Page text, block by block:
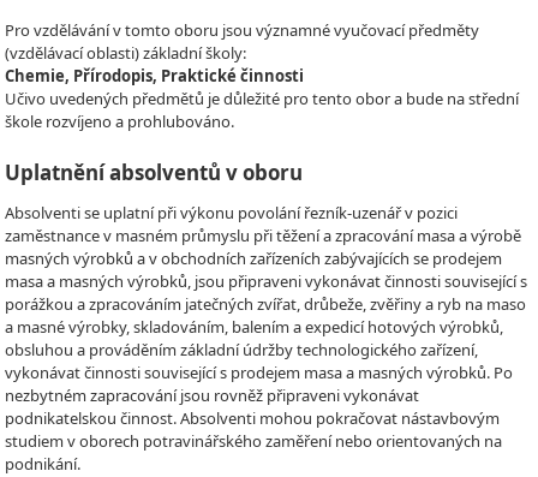
Pro vzdělávání v tomto oboru jsou významné vyučovací předměty
(vzdělávací oblasti) základní školy:
Chemie, Přírodopis, Praktické činnosti
Učivo uvedených předmětů je důležité pro tento obor a bude na střední
škole rozvíjeno a prohlubováno.
Uplatnění absolventů v oboru
Absolventi se uplatní při výkonu povolání řezník-uzenář v pozici
zaměstnance v masném průmyslu při těžení a zpracování masa a výrobě
masných výrobků a v obchodních zařízeních zabývajících se prodejem
masa a masných výrobků, jsou připraveni vykonávat činnosti související s
porážkou a zpracováním jatečných zvířat, drůbeže, zvěřiny a ryb na maso
a masné výrobky, skladováním, balením a expedicí hotových výrobků,
obsluhou a prováděním základní údržby technologického zařízení,
vykonávat činnosti související s prodejem masa a masných výrobků. Po
nezbytném zapracování jsou rovněž připraveni vykonávat
podnikatelskou činnost. Absolventi mohou pokračovat nástavbovým
studiem v oborech potravinářského zaměření nebo orientovaných na
podnikání.